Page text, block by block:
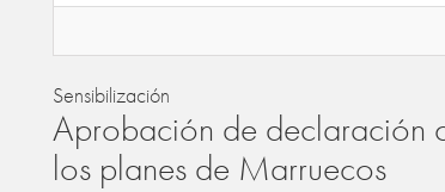
Sensibilización
Aprobación de declaración
los planes de Marruecos